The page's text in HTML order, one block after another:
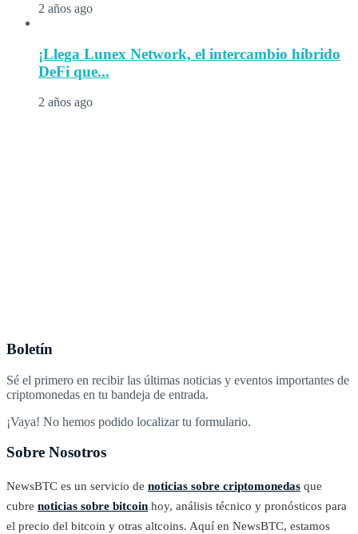
2 años ago
¡Llega Lunex Network, el intercambio híbrido
DeFi que...
2 años ago
Boletín
Sé el primero en recibir las últimas noticias y eventos importantes de
criptomonedas en tu bandeja de entrada.
¡Vaya! No hemos podido localizar tu formulario.
Sobre Nosotros
NewsBTC es un servicio de noticias sobre criptomonedas que
cubre noticias sobre bitcoin hoy, análisis técnico y pronósticos para
el precio del bitcoin y otras altcoins. Aquí en NewsBTC, estamos